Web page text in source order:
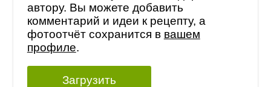
автору. Вы можете добавить
комментарий и идеи к рецепту, а
фотоотчёт сохранится в вашем
профиле.
Загрузить